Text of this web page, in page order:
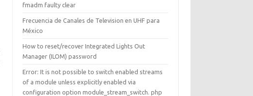
fmadm faulty clear
Frecuencia de Canales de Television en UHF para
México
How to reset/recover Integrated Lights Out
Manager (ILOM) password
Error: It is not possible to switch enabled streams
of a module unless explicitly enabled via
configuration option module_stream_switch. php